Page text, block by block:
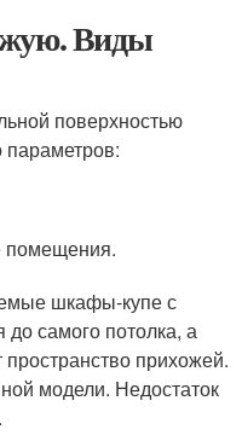
Виды
поверхностью
параметров:
помещения.
шкафы-купе с
самого потолка, а
пространство прихожей.
модели. Недостаток